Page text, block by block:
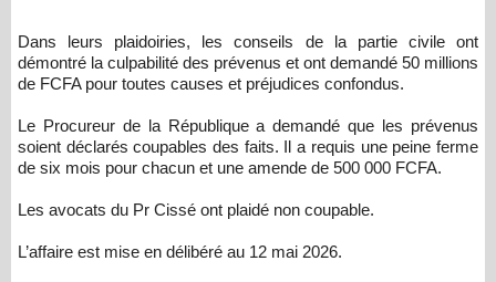
Dans leurs plaidoiries, les conseils de la partie civile ont
démontré la culpabilité des prévenus et ont demandé 50 millions
de FCFA pour toutes causes et préjudices confondus.
Le Procureur de la République a demandé que les prévenus
soient déclarés coupables des faits. Il a requis une peine ferme
de six mois pour chacun et une amende de 500 000 FCFA.
Les avocats du Pr Cissé ont plaidé non coupable.
L’affaire est mise en délibéré au 12 mai 2026.